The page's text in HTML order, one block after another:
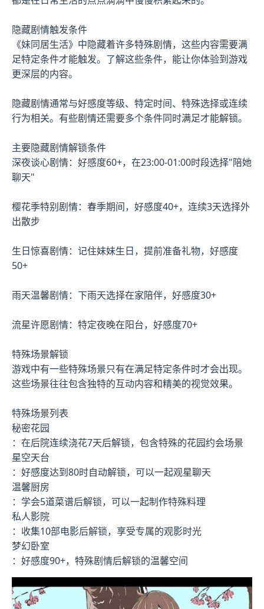
隐藏剧情触发条件
《妹同居生活》中隐藏着许多特殊剧情，这些内容需要满
足特定条件才能触发。了解这些条件，能让你体验到游戏
更深层的内容。
隐藏剧情通常与好感度等级、特定时间、特殊选择或连续
行为相关。有些剧情还需要多个条件同时满足才能解锁。
主要隐藏剧情解锁条件
深夜谈心剧情：好感度60+，在23:00-01:00时段选择"陪她
聊天"
樱花季特别剧情：春季期间，好感度40+，连续3天选择外
出散步
生日惊喜剧情：记住妹妹生日，提前准备礼物，好感度
50+
雨天温馨剧情：下雨天选择在家陪伴，好感度30+
流星许愿剧情：特定夜晚在阳台，好感度70+
特殊场景解锁
游戏中有一些特殊场景只有在满足特定条件时才会出现。
这些场景往往包含独特的互动内容和精美的视觉效果。
特殊场景列表
秘密花园
：在后院连续浇花7天后解锁，包含特殊的花园约会场景
星空天台
：好感度达到80时自动解锁，可以一起观星聊天
温馨厨房
：学会5道菜谱后解锁，可以一起制作特殊料理
私人影院
：收集10部电影后解锁，享受专属的观影时光
梦幻卧室
：好感度90+，特殊剧情后解锁的温馨空间